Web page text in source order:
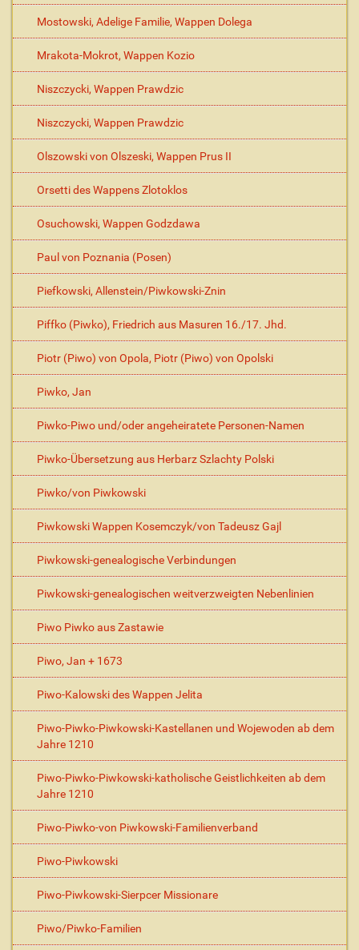
Mostowski, Adelige Familie, Wappen Dolega
Mrakota-Mokrot, Wappen Kozio
Niszczycki, Wappen Prawdzic
Niszczycki, Wappen Prawdzic
Olszowski von Olszeski, Wappen Prus II
Orsetti des Wappens Zlotoklos
Osuchowski, Wappen Godzdawa
Paul von Poznania (Posen)
Piefkowski, Allenstein/Piwkowski-Znin
Piffko (Piwko), Friedrich aus Masuren 16./17. Jhd.
Piotr (Piwo) von Opola, Piotr (Piwo) von Opolski
Piwko, Jan
Piwko-Piwo und/oder angeheiratete Personen-Namen
Piwko-Übersetzung aus Herbarz Szlachty Polski
Piwko/von Piwkowski
Piwkowski Wappen Kosemczyk/von Tadeusz Gajl
Piwkowski-genealogische Verbindungen
Piwkowski-genealogischen weitverzweigten Nebenlinien
Piwo Piwko aus Zastawie
Piwo, Jan + 1673
Piwo-Kalowski des Wappen Jelita
Piwo-Piwko-Piwkowski-Kastellanen und Wojewoden ab dem
Jahre 1210
Piwo-Piwko-Piwkowski-katholische Geistlichkeiten ab dem
Jahre 1210
Piwo-Piwko-von Piwkowski-Familienverband
Piwo-Piwkowski
Piwo-Piwkowski-Sierpcer Missionare
Piwo/Piwko-Familien